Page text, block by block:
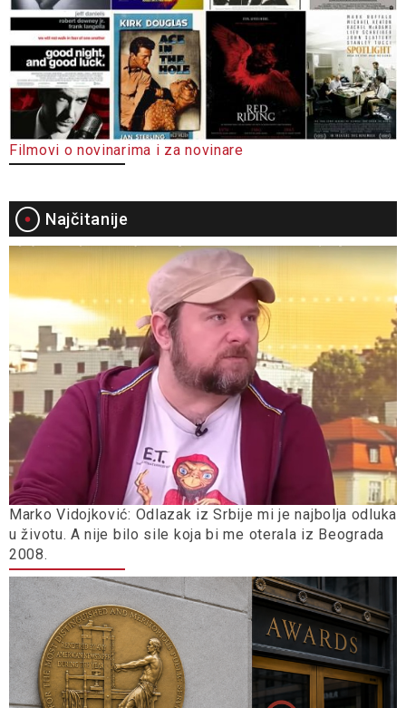
Filmovi o novinarima i za novinare
Najčitanije
Marko Vidojković: Odlazak iz Srbije mi je najbolja odluka
u životu. A nije bilo sile koja bi me oterala iz Beograda
2008.